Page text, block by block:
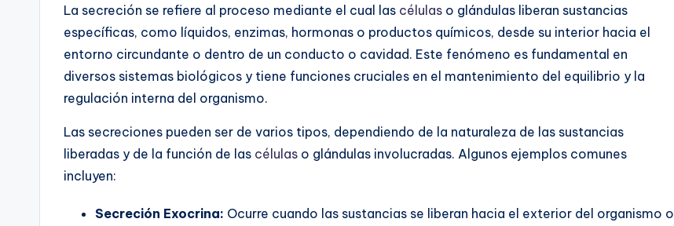
La secreción se refiere al proceso mediante el cual las células o glándulas liberan sustancias
específicas, como líquidos, enzimas, hormonas o productos químicos, desde su interior hacia el
entorno circundante o dentro de un conducto o cavidad. Este fenómeno es fundamental en
diversos sistemas biológicos y tiene funciones cruciales en el mantenimiento del equilibrio y la
regulación interna del organismo.
Las secreciones pueden ser de varios tipos, dependiendo de la naturaleza de las sustancias
liberadas y de la función de las células o glándulas involucradas. Algunos ejemplos comunes
incluyen:
Secreción Exocrina: Ocurre cuando las sustancias se liberan hacia el exterior del organismo o